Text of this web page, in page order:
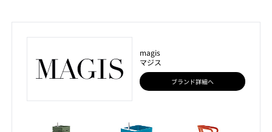
magis
マジス
ブランド詳細へ